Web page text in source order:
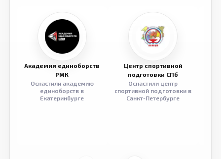
Академия единоборств
РМК
Оснастили академию
единоборств в
Екатеринбурге
Центр спортивной
подготовки СПб
Оснастили центр
спортивной подготовки в
Санкт-Петербурге